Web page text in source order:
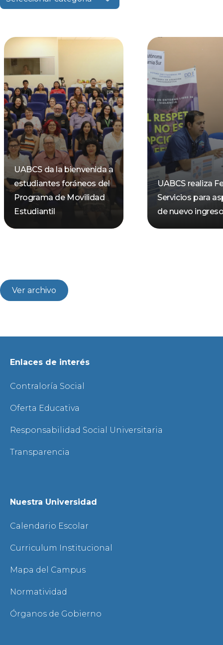
UABCS da la bienvenida a
estudiantes foráneos del
Programa de Movilidad
Estudiantil
UABCS realiza
Servicios para
de nuevo
Ver archivo
Enlaces de interés
Contraloría Social
Oferta Educativa
Responsabilidad Social Universitaria
Transparencia
Nuestra Universidad
Calendario Escolar
Curriculum Institucional
Mapa del Campus
Normatividad
Órganos de Gobierno